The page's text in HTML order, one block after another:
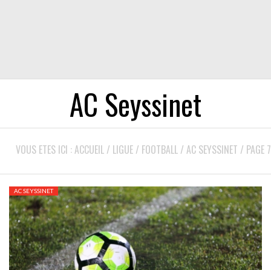
AC Seyssinet
VOUS ETES ICI : ACCUEIL / LIGUE / FOOTBALL / AC SEYSSINET / PAGE 7
AC SEYSSINET